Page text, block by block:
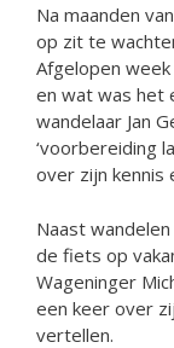
Na maanden
op zit te
Afgelopen
en wat was het
wandelaar Jan
‘voorbereiding
over zijn kennis
Naast
de fiets op
Wageninger
een keer over
vertellen.